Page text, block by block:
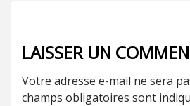
LAISSER UN
Votre adresse e-mail ne sera
champs obligatoires sont